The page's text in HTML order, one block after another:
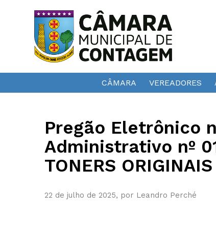
CÂMARA VEREADORES
Pregão Eletrônico
Administrativo nº
TONERS ORIGINAIS
22 de julho de 2025, por Leandro Perché